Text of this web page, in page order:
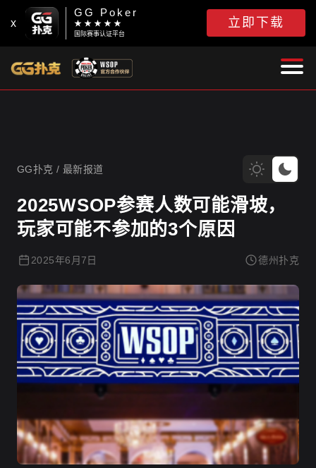
x
GG Poker
★ ★ ★ ★ ★
国际赛事认证平台
立即下载
GG扑克 / 最新报道
2025WSOP参赛人数可能滑坡，
玩家可能不参加的3个原因
2025年6月7日 德州扑克